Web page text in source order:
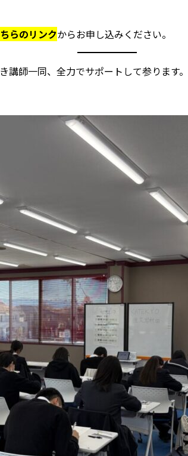
らのリンクからお申し込みください。
師一同、全力でサポートして参ります。